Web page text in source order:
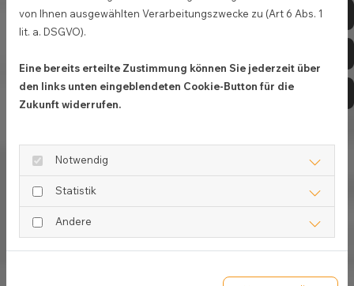
Neben der umfassenden Diagnostik bieten wir
zahlreiche therapeutische Leistungen an, unter
anderem:
Zahnbehandlung bei Tieren
inklusive professioneller Zahnsteinentfernung
bei Ohrentzündungen, Nasenerkrankungen,
Fremdkörpern und Tumorerkrankungen
Behandlung von Herz-Kreislauf-
Erkrankungen
Die Blutdruckuntersuchung liefert wertvolle
von Ihnen ausgewählten Verarbeitungszwecke zu (Art 6 Abs. 1
lit. a. DSGVO).
Eine bereits erteilte Zustimmung können Sie jederzeit über
den links unten eingeblendeten Cookie-Button für die
Zukunft widerrufen.
Notwendig
Statistik
Andere